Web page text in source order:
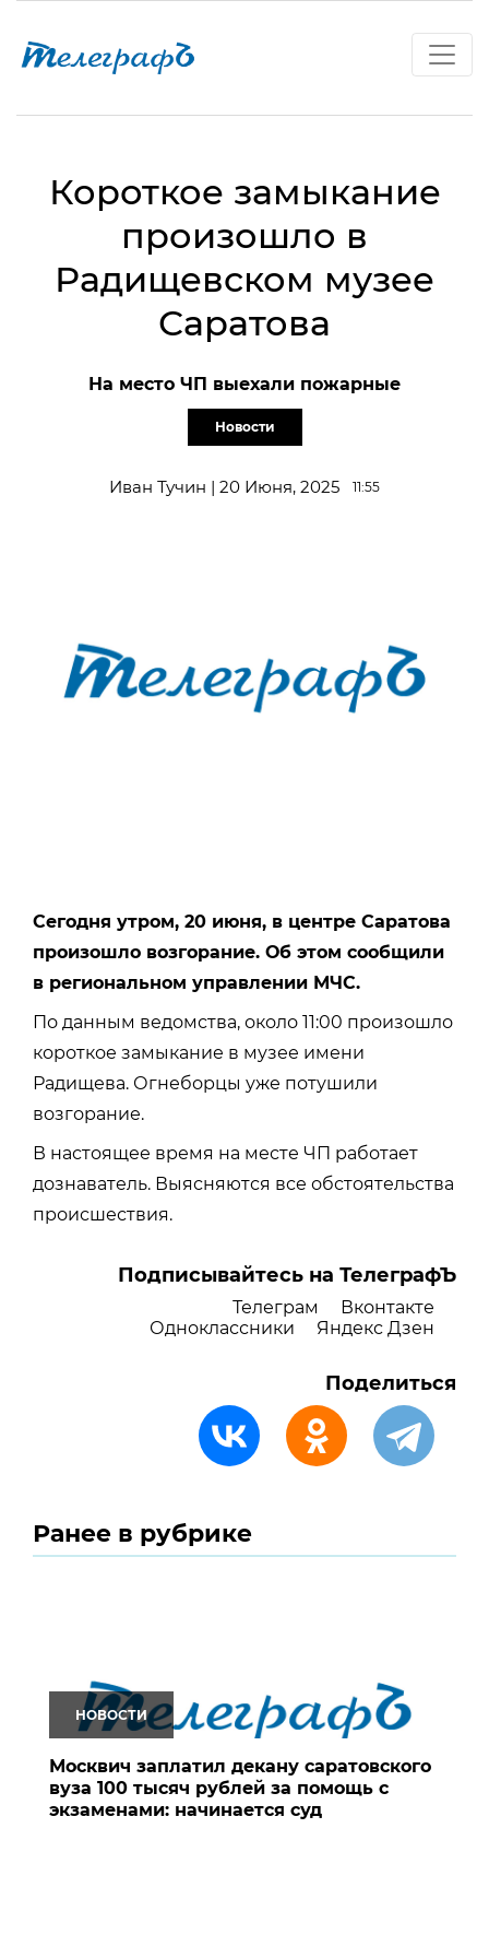
Короткое замыкание
произошло в
Радищевском музее
Саратова
На место ЧП выехали пожарные
Новости
Иван Тучин | 20 Июня, 2025 11:55
Сегодня утром, 20 июня, в центре Саратова
произошло возгорание. Об этом сообщили
в региональном управлении МЧС.
По данным ведомства, около 11:00 произошло
короткое замыкание в музее имени
Радищева. Огнеборцы уже потушили
возгорание.
В настоящее время на месте ЧП работает
дознаватель. Выясняются все обстоятельства
происшествия.
Подписывайтесь на ТелеграфЪ
Телеграм
Вконтакте
Одноклассники
Яндекс Дзен
Поделиться
Ранее в рубрике
НОВОСТИ
Москвич заплатил декану саратовского
вуза 100 тысяч рублей за помощь с
экзаменами: начинается суд